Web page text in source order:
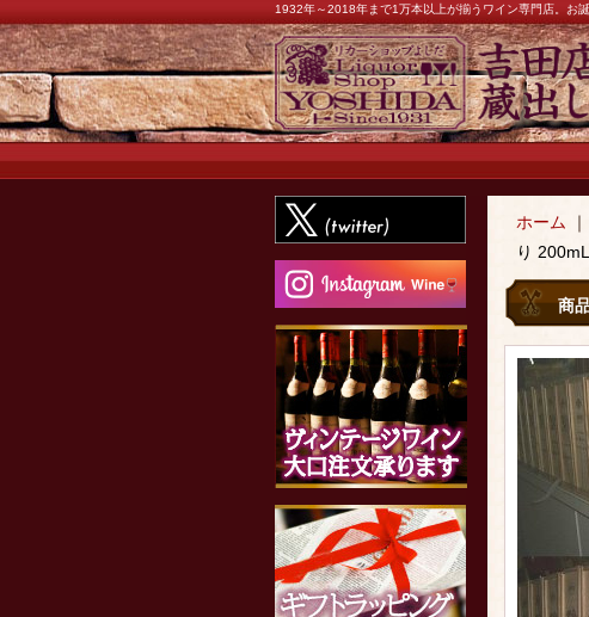
1932年～2018年まで1万本以上が揃うワイン専門店。お
ホーム
り 200mL
商